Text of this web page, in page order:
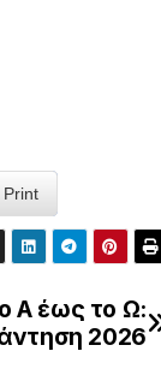
Print
Α έως το Ω:
2026